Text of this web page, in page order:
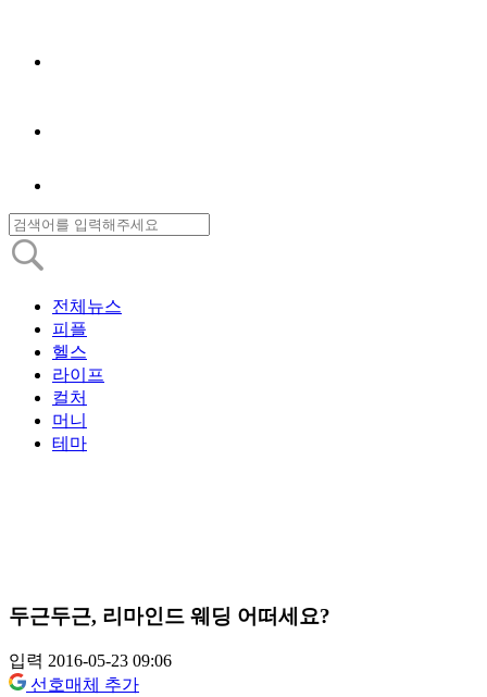
전체뉴스
피플
헬스
라이프
컬처
머니
테마
두근두근, 리마인드 웨딩 어떠세요?
입력 2016-05-23 09:06
선호매체 추가